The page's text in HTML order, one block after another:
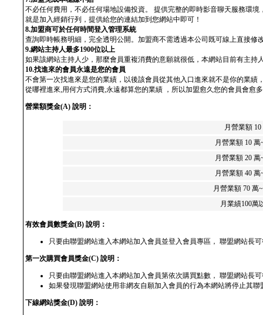
不必任何費用，不必任何場地設備投資。 提供完整的即時影音聊天服務環
就是加入經銷行列，提供給您的連結加到您網站中即可！
8.加盟商可於任何時間登入管理系統
查詢即時帳務明細，完全透明公開。加盟商不需透過本公司既可線上直接修
9.網站主持人最多1900位以上
如果該網站主持人少，那麼會員重複消費的意願就很低，本網站目前有主
10.找進來的會員永遠是您的會員
不會第一次找進來是您的業績，以後該會員從其他入口進來就不是你的業
從哪裡進來,用何方式消費,永遠都算您的業績 ，所以加盟愈久您的會員會愈
營業額獎金(A) 說明：
月營業額
月營業額 10
月營業額 20
月營業額 40
月營業額 70 萬
月業績100萬
有效會員數獎金(B) 說明：
只要由聯盟網站進入本網站加入會員並登入會員專區， 聯盟網站長
第一次購買會員獎金(C) 說明：
只要由聯盟網站進入本網站加入會員第依次購買點數， 聯盟網站長可
如果發現聯盟網站使用非網友自願加入會員的行為本網站將停止其
下線網站獎金(D) 說明：